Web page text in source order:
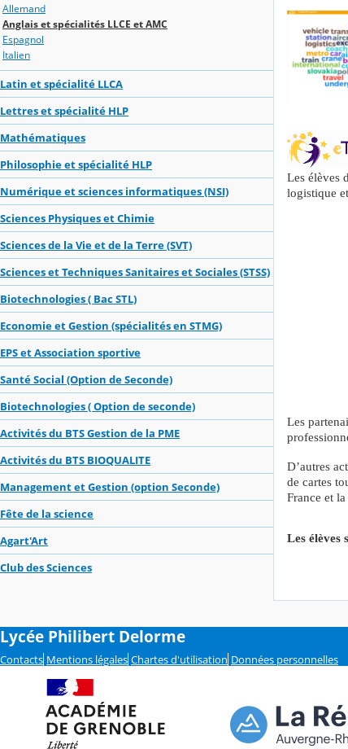
Allemand
Anglais et spécialités LLCE et AMC
Espagnol
Italien
Latin et spécialité LLCA
Lettres et spécialité HLP
Mathématiques
Philosophie et spécialité HLP
Numérique et sciences informatiques (NSI)
Sciences Physiques et Chimie
Sciences de la Vie et de la Terre (SVT)
Sciences et Techniques Sanitaires et Sociales (STSS)
Biotechnologies ( Bac STL)
Economie et Gestion (spécialités en STMG)
EPS et Association sportive
Santé Social (Option de Seconde)
Biotechnologies ( Option de seconde)
Activités du BTS Gestion de la PME
Activités du BTS BIOQUALITE
Management et Gestion (option Seconde)
Fête de la science
Agart'Art
Club des Sciences
Les élèves
logistique
Les
D’autres
de cartes
France et
Les élèves
Lycée Philibert Delorme
Contacts Mentions légales Chartes d'utilisation Données personnelles